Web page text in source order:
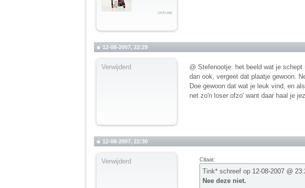
12-08-2007, 22:29
Verwijderd
@ Stefenootje: het beeld wat je
dan ook, vergeet dat plaatje gewoon.
Doe gewoon dat wat je leuk vind, en
net zo'n loser ofzo' want daar haal je
12-08-2007, 22:30
Verwijderd Citaat:
Tink* schreef op 12-08-2007 @
Nee deze niet.